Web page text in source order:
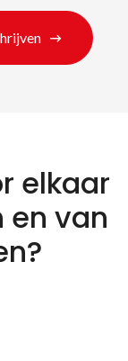
elkaar
en van